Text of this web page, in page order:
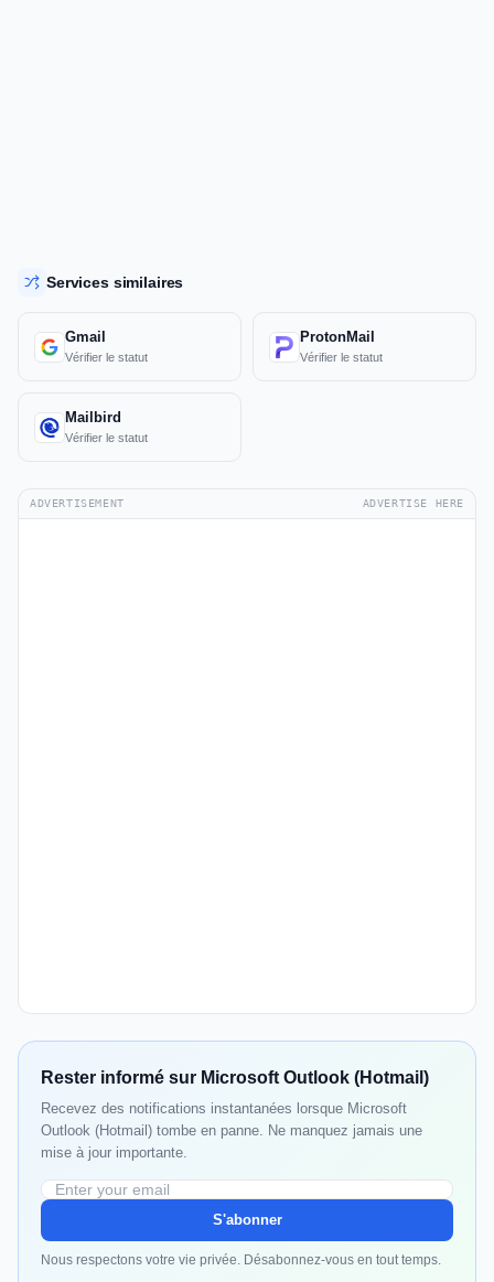
Services similaires
Gmail
Vérifier le statut
ProtonMail
Vérifier le statut
Mailbird
Vérifier le statut
ADVERTISEMENT ADVERTISE HERE
Rester informé sur Microsoft Outlook (Hotmail)
Recevez des notifications instantanées lorsque Microsoft
Outlook (Hotmail) tombe en panne. Ne manquez jamais une
mise à jour importante.
S'abonner
Nous respectons votre vie privée. Désabonnez-vous en tout temps.